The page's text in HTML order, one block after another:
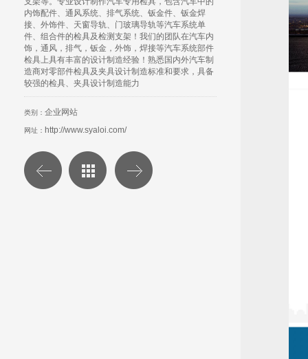
内饰配件、通风系统、排气系统、钣金件、钣金焊
接、外饰件、天窗导轨、门玻璃导轨等汽车系统单
件、组合件的检具及检测支架！我们的团队在汽车内
饰，通风，排气，钣金，外饰，焊接等汽车系统部件
检具上具有丰富的设计制造经验！熟悉国内外汽车制
造商对零部件检具及夹具设计制造标准和要求，具备
较强的检具、夹具设计制造能力
类别： 企业网站
网址： http://www.syaloi.com/